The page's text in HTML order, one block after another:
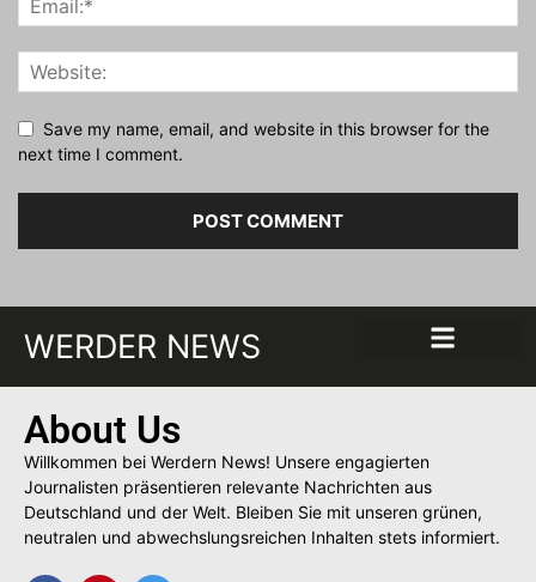
Save my name, email, and website in this browser for the
next time I comment.
WERDER NEWS
About Us
Willkommen bei Werdern News! Unsere engagierten
Journalisten präsentieren relevante Nachrichten aus
Deutschland und der Welt. Bleiben Sie mit unseren grünen,
neutralen und abwechslungsreichen Inhalten stets informiert.